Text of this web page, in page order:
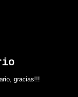
gracias!!!